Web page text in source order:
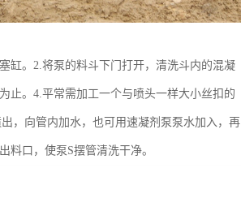
缸。2.将泵的料斗下门打开，清洗斗内的混凝
止。4.平常需加工一个与喷头一样大小丝扣的
，向管内加水，也可用速凝剂泵泵水加入，再
料口，使泵S摆管清洗干净。